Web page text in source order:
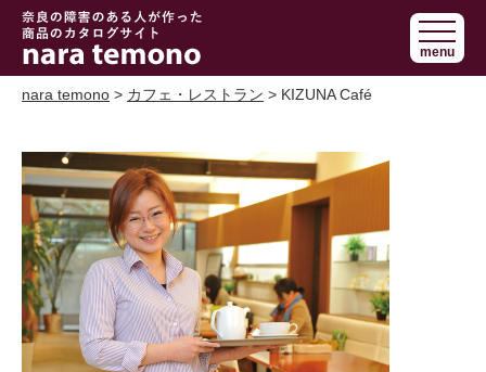
奈良で障害の
ある人の手作
り商品 nara
menu
nara temono > カフェ・レストラン > KIZUNA Café